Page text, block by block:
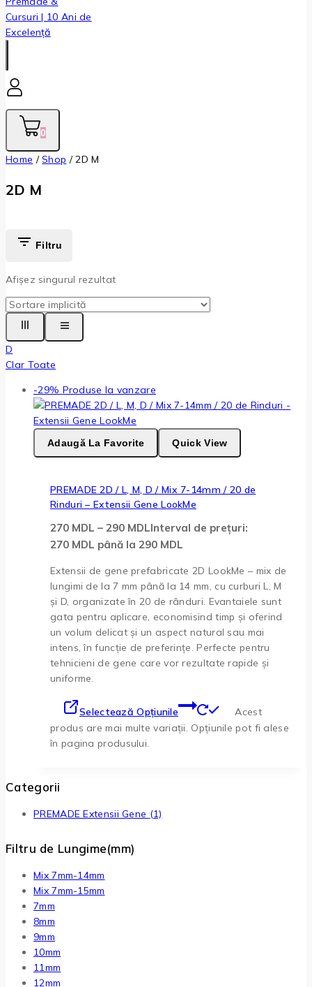
0
Home / Shop / 2D M
2D M
Filtru
Afișez singurul rezultat
D
Clar Toate
-29% Produse la vanzare
Adaugă La Favorite Quick View
PREMADE 2D / L, M, D / Mix 7-14mm / 20 de
Rinduri – Extensii Gene LookMe
270 MDL – 290 MDLInterval de prețuri:
270 MDL până la 290 MDL
Extensii de gene prefabricate 2D LookMe – mix de
lungimi de la 7 mm până la 14 mm, cu curburi L, M
și D, organizate în 20 de rânduri. Evantaiele sunt
gata pentru aplicare, economisind timp și oferind
un volum delicat și un aspect natural sau mai
intens, în funcție de preferințe. Perfecte pentru
tehnicieni de gene care vor rezultate rapide și
uniforme.
Selectează Opțiunile
Acest
produs are mai multe variații. Opțiunile pot fi alese
în pagina produsului.
Categorii
PREMADE Extensii Gene (1)
Filtru de Lungime(mm)
Mix 7mm-14mm
Mix 7mm-15mm
7mm
8mm
9mm
10mm
11mm
12mm